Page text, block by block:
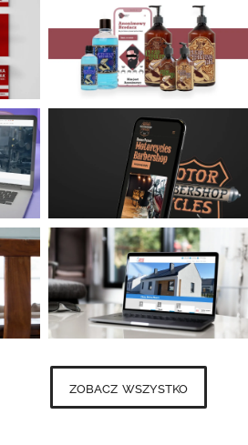
zobacz wszystko